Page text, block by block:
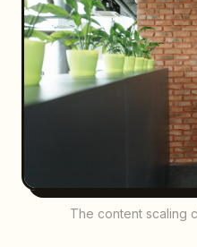
The content scaling